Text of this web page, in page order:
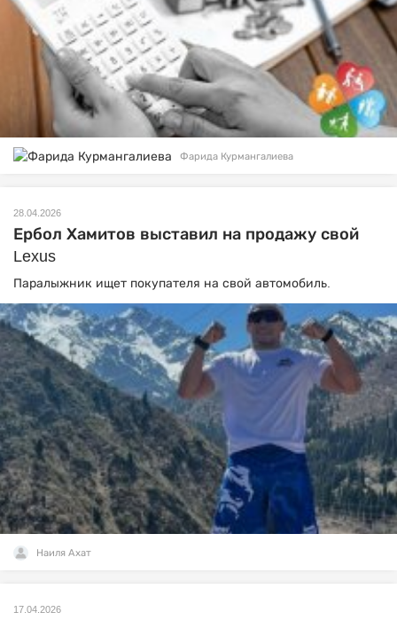
Фарида Курмангалиева
28.04.2026
Ербол Хамитов выставил на продажу свой
Lexus
Паралыжник ищет покупателя на свой автомобиль.
Наиля Ахат
17.04.2026